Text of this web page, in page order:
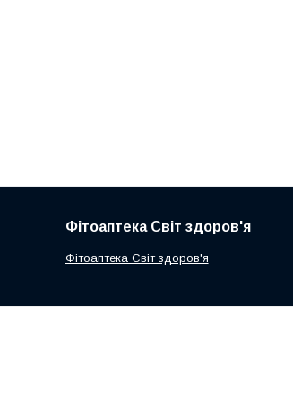
Фітоаптека Світ здоров'я
Фітоаптека Світ здоров'я